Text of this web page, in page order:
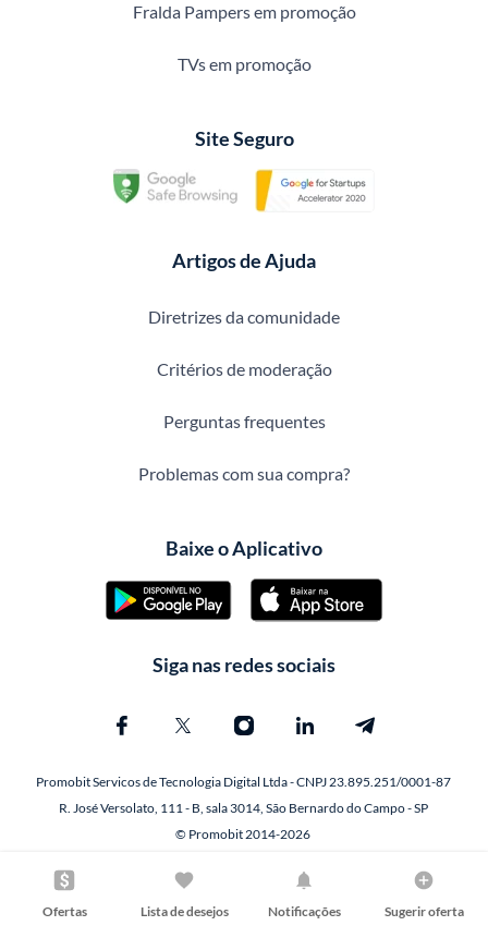
Ofertas Lista de desejos Notificações Sugerir oferta
Fralda Pampers em promoção
TVs em promoção
Site Seguro
Artigos de Ajuda
Diretrizes da comunidade
Critérios de moderação
Perguntas frequentes
Problemas com sua compra?
Baixe o Aplicativo
Siga nas redes sociais
Promobit Servicos de Tecnologia Digital Ltda - CNPJ 23.895.251/0001-87
R. José Versolato, 111 - B, sala 3014, São Bernardo do Campo - SP
© Promobit 2014-2026